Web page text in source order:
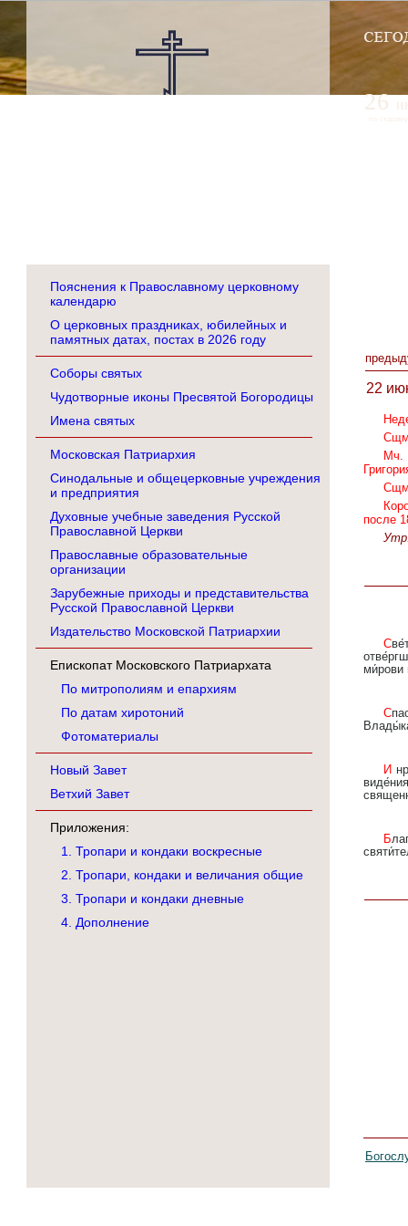
Пояснения к Православному церковному
календарю
О церковных праздниках, юбилейных и
памятных датах, постах в 2026 году
Соборы святых
Чудотворные иконы Пресвятой Богородицы
Имена святых
Московская Патриархия
Синодальные и общецерковные учреждения
и предприятия
Духовные учебные заведения Русской
Православной Церкви
Православные образовательные
организации
Зарубежные приходы и представительства
Русской Православной Церкви
Издательство Московской Патриархии
Епископат Московского Патриархата
По митрополиям и епархиям
По датам хиротоний
Фотоматериалы
Новый Завет
Ветхий Завет
Приложения:
1. Тропари и кондаки воскресные
2. Тропари, кондаки и величания общие
3. Тропари и кондаки дневные
4. Дополнение
22
Мч.
после
Све́тлую Воскресе́ния про́поведь/ от А́нгела уве́девша Госпо́дни учени́цы/ и пра́деднее осужде́ние
ми́рови
Спас и Изба́витель мой/ из гро́ба, я́ко Бог, воскреси́ от уз земноро́дныя,/ и врата́ а́дова сокруши́,/ и я́ко
И нра́вом прича́стник,/ и престо́лом наме́стник апо́столом быв,/ дея́ние обре́л еси́, богодухнове́нне,/ в
Благоче́стно во святи́тельстве пожи́в/ и муче́ния путь проше́д,/ и́дольския угаси́л еси́ же́ртвы,
26
по